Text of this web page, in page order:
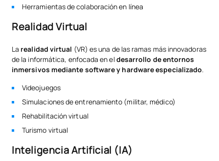
Herramientas de colaboración en línea
Realidad Virtual
La realidad virtual (VR) es una de las ramas más innovadoras
de la informática, enfocada en eldesarrollo de entornos
inmersivos mediante software y hardware especializado.
Videojuegos
Simulaciones de entrenamiento (militar, médico)
Rehabilitación virtual
Turismo virtual
Inteligencia Artificial (IA)